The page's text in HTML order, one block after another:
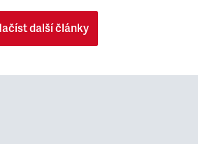
další články